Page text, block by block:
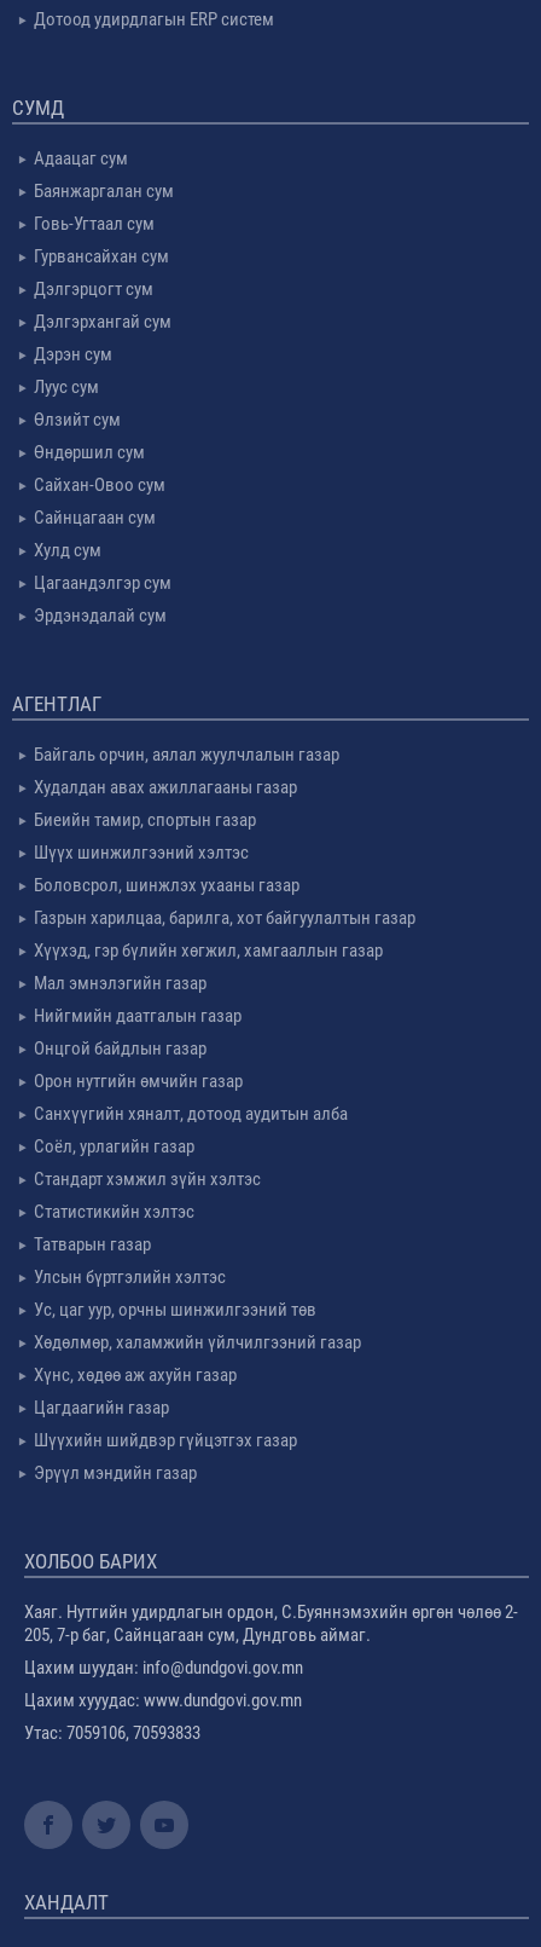
Дотоод удирдлагын ERP систем
СУМД
Адаацаг сум
Баянжаргалан сум
Говь-Угтаал сум
Гурвансайхан сум
Дэлгэрцогт сум
Дэлгэрхангай сум
Дэрэн сум
Луус сум
Өлзийт сум
Өндөршил сум
Сайхан-Овоо сум
Сайнцагаан сум
Хулд сум
Цагаандэлгэр сум
Эрдэнэдалай сум
АГЕНТЛАГ
Байгаль орчин, аялал жуулчлалын газар
Худалдан авах ажиллагааны газар
Биеийн тамир, спортын газар
Шүүх шинжилгээний хэлтэс
Боловсрол, шинжлэх ухааны газар
Газрын харилцаа, барилга, хот байгуулалтын газар
Хүүхэд, гэр бүлийн хөгжил, хамгааллын газар
Мал эмнэлэгийн газар
Нийгмийн даатгалын газар
Онцгой байдлын газар
Орон нутгийн өмчийн газар
Санхүүгийн хяналт, дотоод аудитын алба
Соёл, урлагийн газар
Стандарт хэмжил зүйн хэлтэс
Статистикийн хэлтэс
Татварын газар
Улсын бүртгэлийн хэлтэс
Ус, цаг уур, орчны шинжилгээний төв
Хөдөлмөр, халамжийн үйлчилгээний газар
Хүнс, хөдөө аж ахуйн газар
Цагдаагийн газар
Шүүхийн шийдвэр гүйцэтгэх газар
Эрүүл мэндийн газар
ХОЛБОО БАРИХ
Хаяг. Нутгийн удирдлагын ордон, С.Буяннэмэхийн өргөн чөлөө 2-
205, 7-р баг, Сайнцагаан сум, Дундговь аймаг.
Цахим шуудан: info@dundgovi.gov.mn
Цахим хууудас: www.dundgovi.gov.mn
Утас: 7059106, 70593833
ХАНДАЛТ